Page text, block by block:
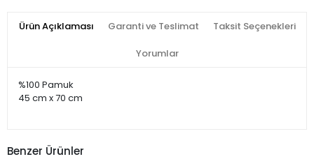
Ürün Açıklaması Garanti ve Teslimat Taksit Seçenekleri
Yorumlar
%100 Pamuk
45 cm x 70 cm
Benzer Ürünler